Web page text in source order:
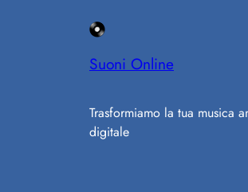
Suoni Online
Trasformiamo la tua musica
digitale